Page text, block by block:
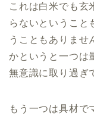
これは白米でも玄
らないということ
うこともありませ
かというと一つは
無意識に取り過ぎ
もう一つは具材で